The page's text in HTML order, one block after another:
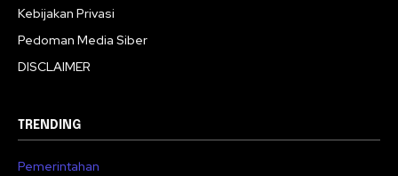
Kebijakan Privasi
Pedoman Media Siber
DISCLAIMER
TRENDING
Pemerintahan